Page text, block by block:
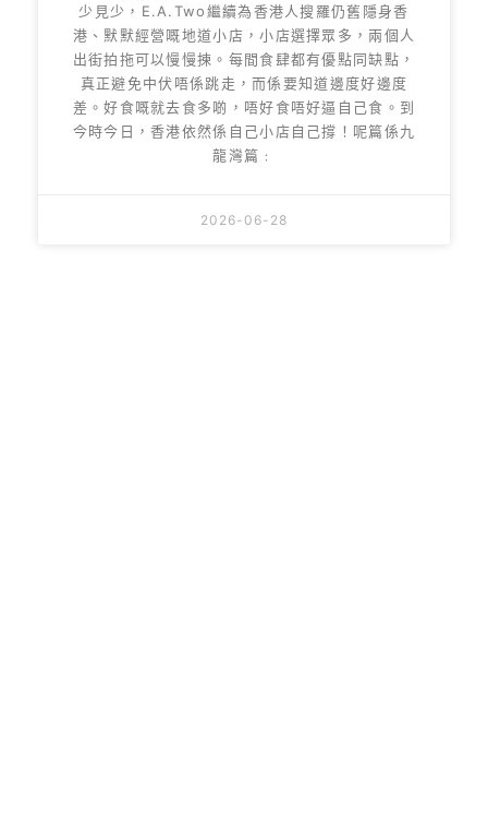
少見少，E.A.Two繼續為香港人搜羅仍舊隱身香
港、默默經營嘅地道小店，小店選擇眾多，兩個人
出街拍拖可以慢慢揀。每間食肆都有優點同缺點，
真正避免中伏唔係跳走，而係要知道邊度好邊度
差。好食嘅就去食多啲，唔好食唔好逼自己食。到
今時今日，香港依然係自己小店自己撐！呢篇係九
龍灣篇﹕
2026-06-28